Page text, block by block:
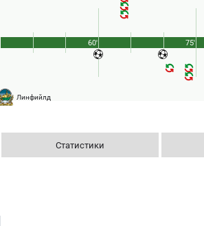
Линфийлд
60' 75'
Статистики